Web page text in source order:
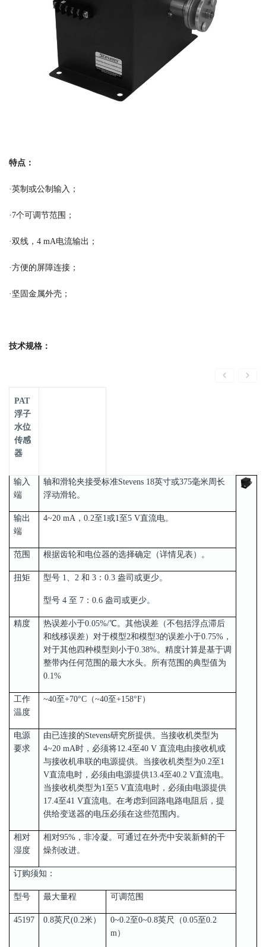
特点：
·英制或公制输入；
·7个可调节范围；
·双线，4 mA电流输出；
·方便的屏障连接；
·坚固金属外壳；
技术规格：
PAT
浮子
水位
传感
器
输入
端
轴和滑轮夹接受标准Stevens 18英寸或375毫米周长
浮动滑轮。
输出
端
4~20 mA，0.2至1或1至5 V直流电。
范围 根据齿轮和电位器的选择确定（详情见表）。
扭矩 型号 1、2 和 3：0.3 盎司或更少。
型号 4 至 7：0.6 盎司或更少。
精度
热误差小于0.05%/℃。其他误差（不包括浮点滞后
和线移误差）对于模型2和模型3的误差小于0.75%，
对于其他四种模型则小于0.38%。精度计算是基于调
整带内任何范围的最大水头。所有范围的典型值为
0.1%
工作
温度
~40至+70°C（~40至+158°F）
电源
要求
由已连接的Stevens研究所提供。当接收机类型为
4~20 mA时，必须将12.4至40 V 直流电由接收机或
与接收机串联的电源提供。当接收机类型为0.2至1
V直流电时，必须由电源提供13.4至40.2 V直流电。
当接收机类型为1至5 V直流电时，必须由电源提供
17.4至41 V直流电。在考虑到回路电路电阻后，提
供给变送器的电压必须在这些范围内。
相对
湿度
相对95%，非冷凝。可通过在外壳中安装新鲜的干
燥剂改进。
订购须知：
型号 最大量程 可调范围
45197 0.8英尺(0.2米）
0~0.2至0~0.8英尺（0.05至0.2
m）